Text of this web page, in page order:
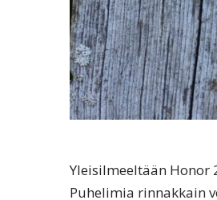
Yleisilmeeltään Honor
Puhelimia rinnakkain